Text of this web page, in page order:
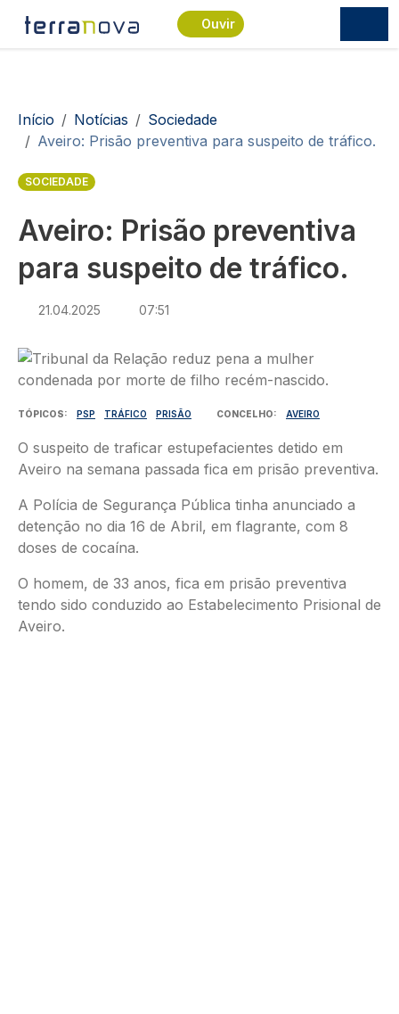
Passar para o conteúdo principal
Ouvir
Navegação estrutural
Início Notícias
Sociedade
Aveiro: Prisão preventiva para suspeito de tráfico.
SOCIEDADE
Aveiro: Prisão preventiva
para suspeito de tráfico.
21.04.2025 07:51
Imagem
TÓPICOS PSP TRÁFICO PRISÃO CONCELHO AVEIRO
O suspeito de traficar estupefacientes detido em
Aveiro na semana passada fica em prisão preventiva.
A Polícia de Segurança Pública tinha anunciado a
detenção no dia 16 de Abril, em flagrante, com 8
doses de cocaína.
O homem, de 33 anos, fica em prisão preventiva
tendo sido conduzido ao Estabelecimento Prisional de
Aveiro.